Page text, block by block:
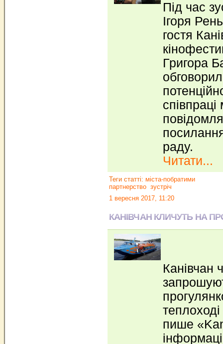
Під час
Ігоря
гостя
Григора
раду.
Читати...
Теги статті: міста-побратими
партнерство зустріч
1 вересня 2017, 11:20
КАНІВЧАН КЛИЧУТЬ НА
Канівчан
пише